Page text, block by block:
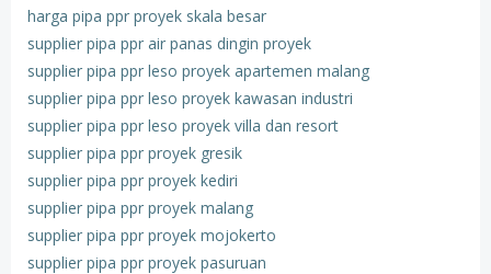
harga pipa ppr proyek skala besar
supplier pipa ppr air panas dingin proyek
supplier pipa ppr leso proyek apartemen malang
supplier pipa ppr leso proyek kawasan industri
supplier pipa ppr leso proyek villa dan resort
supplier pipa ppr proyek gresik
supplier pipa ppr proyek kediri
supplier pipa ppr proyek malang
supplier pipa ppr proyek mojokerto
supplier pipa ppr proyek pasuruan